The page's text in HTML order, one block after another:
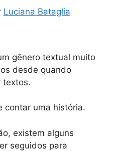
Luciana Bataglia
gênero textual muito
desde quando
textos.
contar uma história.
existem alguns
seguidos para